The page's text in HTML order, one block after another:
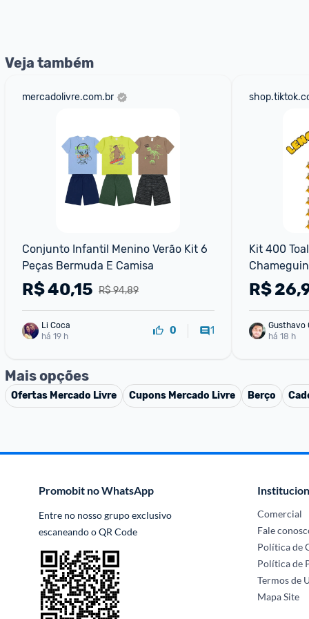
Veja também
mercadolivre.com.br
Conjunto Infantil Menino Verão Kit 6
Peças Bermuda E Camisa
R$ 94,89
R$40,15
Li Coca
há 19 h
0 1
Kit 400
Menina
R$
Gusthavo
há 18 h
Mais opções
Ofertas Mercado Livre Cupons Mercado Livre Berço
Promobit no WhatsApp
Entre no nosso grupo exclusivo
escaneando o QR Code
Comercial
Fale
Política de
Política de
Termos de
Mapa Site